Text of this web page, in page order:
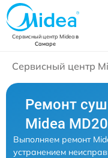
Сервисный центр Mideaв
Самаре
Сервисный центр
Ремонт
Midea
Выполняем ремонт
устранением